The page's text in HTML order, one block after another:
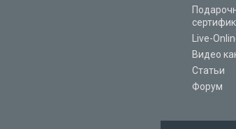
Live-
Видео
Статьи
Форум